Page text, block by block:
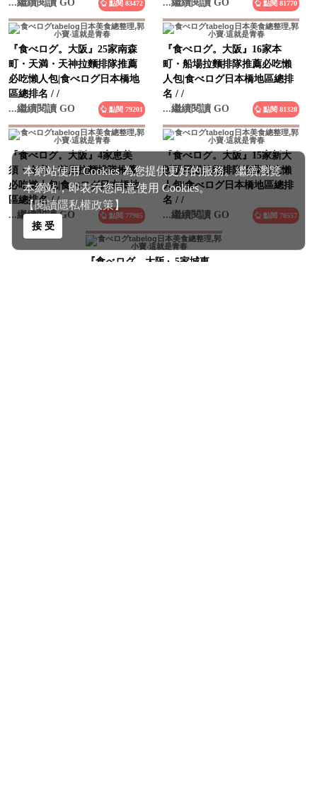
本網站使用 Cookies 為您提供更好的服務。繼續瀏覽
本網站，即表示您同意使用 Cookies。
【閱讀隱私權政策】
接 受
『食べログ。大阪』25家南森
町・天満・天神拉麵排隊推薦
必吃懶人包|食べログ日本橋地
區總排名 / /
...繼續閱讀 GO
『食べログ。大阪』16家本
町・船場拉麵排隊推薦必吃懶
人包|食べログ日本橋地區總排
名 / /
...繼續閱讀 GO
『食べログ。大阪』4家恵美
須・今宮・芦原拉麵排隊推薦
必吃懶人包|食べログ日本橋地
區總排名 / /
...繼續閱讀 GO
點閱 77985
『食べログ。大阪』15家新大
阪駅周辺拉麵排隊推薦必吃懶
人包|食べログ日本橋地區總排
名 / /
...繼續閱讀 GO
『食べログ。大阪』5家城東
区・鶴見区拉麵排隊推薦必吃